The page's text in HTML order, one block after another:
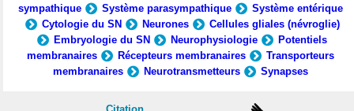
sympathique
Système parasympathique
Système entérique
Cytologie du SN
Neurones
Cellules gliales (névroglie)
Embryologie du SN
Neurophysiologie
Potentiels
membranaires
Récepteurs membranaires
Transporteurs
membranaires
Neurotransmetteurs Synapses